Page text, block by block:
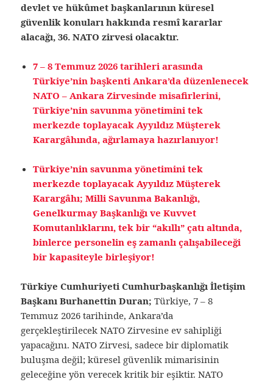
devlet ve hükûmet başkanlarının küresel
güvenlik konuları hakkında resmî kararlar
alacağı, 36. NATO zirvesi olacaktır.
7 – 8 Temmuz 2026 tarihleri arasında
Türkiye’nin başkenti Ankara’da düzenlenecek
NATO – Ankara Zirvesinde misafirlerini,
Türkiye’nin savunma yönetimini tek
merkezde toplayacakAyyıldız Müşterek
Karargâhında, ağırlamaya hazırlanıyor!
Türkiye’nin savunma yönetimini tek
merkezde toplayacak Ayyıldız Müşterek
Karargâhı; Milli Savunma Bakanlığı,
Genelkurmay Başkanlığı ve Kuvvet
Komutanlıklarını, tek bir “akıllı” çatı altında,
binlerce personelin eş zamanlı çalışabileceği
bir kapasiteyle birleşiyor!
Türkiye Cumhuriyeti Cumhurbaşkanlığı İletişim
Başkanı Burhanettin Duran; Türkiye, 7 – 8
Temmuz 2026 tarihinde, Ankara’da
gerçekleştirilecek NATO Zirvesine ev sahipliği
yapacağını. NATO Zirvesi, sadece bir diplomatik
buluşma değil; küresel güvenlik mimarisinin
geleceğine yön verecek kritik bir eşiktir. NATO